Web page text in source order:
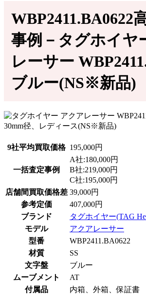
WBP2411.BA0622
事例－タグホイヤ
レーサー
ブルー(NS※新品)
9社平均買取価格 195,000円
一括査定事例
A社:180,000円
B社:219,000円
C社:195,000円
店舗間買取価格差 39,000円
参考定価
407,000円
ブランド
タグホイヤー(TAG
モデル
アクアレーサー
型番
WBP2411.BA0622
材質
SS
文字盤
ブルー
ムーブメント
AT
付属品
内箱、外箱、保証書